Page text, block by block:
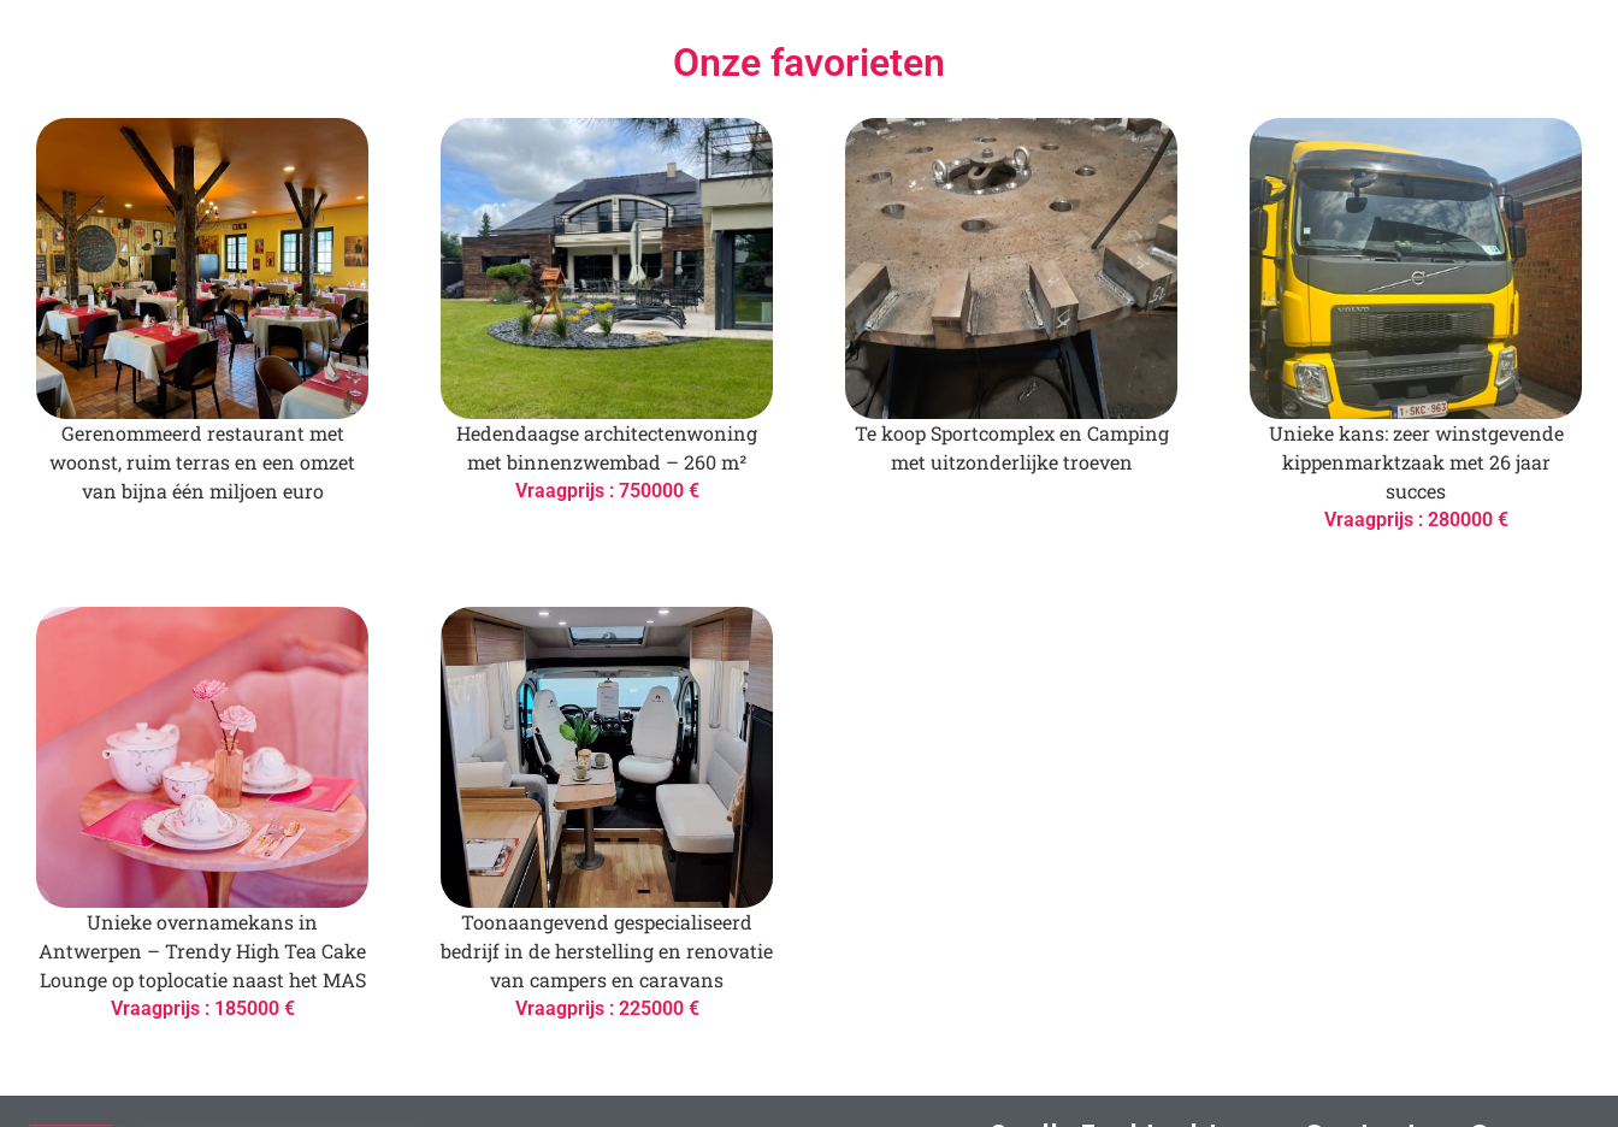
Onze favorieten
Gerenommeerd restaurant met
woonst, ruim terras en een omzet
van bijna één miljoen euro
Hedendaagse architectenwoning
met binnenzwembad – 260 m²
Vraagprijs : 750000 €
Te koop Sportcomplex en Camping
met uitzonderlijke troeven
Unieke kans: zeer winstgevende
kippenmarktzaak met 26 jaar
succes
Vraagprijs : 280000 €
Unieke overnamekans in
Antwerpen – Trendy High Tea Cake
Lounge op toplocatie naast het MAS
Vraagprijs : 185000 €
Toonaangevend gespecialiseerd
bedrijf in de herstelling en renovatie
van campers en caravans
Vraagprijs : 225000 €